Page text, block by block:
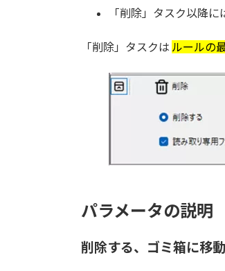
「削除」タスク以降
「削除」タスクは ルールの
パラメータの説明
削除する、ゴミ箱に移動